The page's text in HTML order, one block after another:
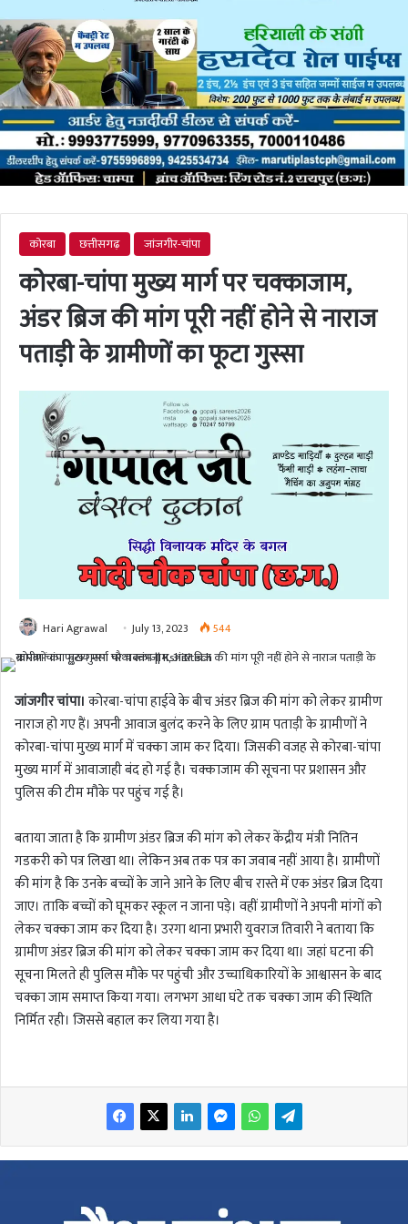
कोरबा छत्तीसगढ़ जांजगीर-चांपा
कोरबा-चांपा मुख्य मार्ग पर चक्काजाम,
अंडर ब्रिज की मांग पूरी नहीं होने से नाराज
पताड़ी के ग्रामीणों का फूटा गुस्सा
Hari Agrawal July 13, 2023 544
जांजगीर चांपा। कोरबा-चांपा हाईवे के बीच अंडर ब्रिज की मांग को लेकर ग्रामीण
नाराज हो गए हैं। अपनी आवाज बुलंद करने के लिए ग्राम पताड़ी के ग्रामीणों ने
कोरबा-चांपा मुख्य मार्ग में चक्का जाम कर दिया। जिसकी वजह से कोरबा-चांपा
मुख्य मार्ग में आवाजाही बंद हो गई है। चक्काजाम की सूचना पर प्रशासन और
पुलिस की टीम मौके पर पहुंच गई है।
बताया जाता है कि ग्रामीण अंडर ब्रिज की मांग को लेकर केंद्रीय मंत्री नितिन
गडकरी को पत्र लिखा था। लेकिन अब तक पत्र का जवाब नहीं आया है। ग्रामीणों
की मांग है कि उनके बच्चों के जाने आने के लिए बीच रास्ते में एक अंडर ब्रिज दिया
जाए। ताकि बच्चों को घूमकर स्कूल न जाना पड़े। वहीं ग्रामीणों ने अपनी मांगों को
लेकर चक्का जाम कर दिया है। उरगा थाना प्रभारी युवराज तिवारी ने बताया कि
ग्रामीण अंडर ब्रिज की मांग को लेकर चक्का जाम कर दिया था। जहां घटना की
सूचना मिलते ही पुलिस मौके पर पहुंची और उच्चाधिकारियों के आश्वासन के बाद
चक्का जाम समाप्त किया गया। लगभग आधा घंटे तक चक्का जाम की स्थिति
निर्मित रही। जिससे बहाल कर लिया गया है।